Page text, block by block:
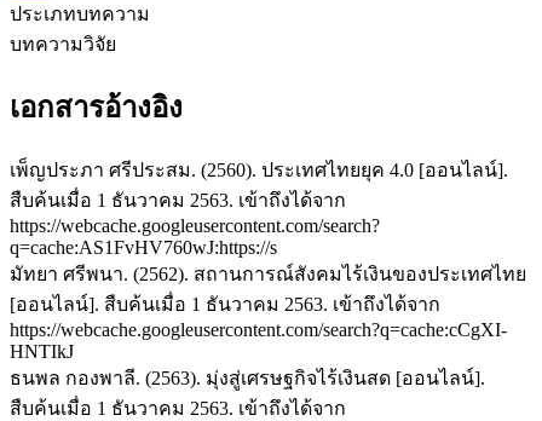
ประเภทบทความ
บทความวิจัย
เอกสารอ้างอิง
เพ็ญประภา ศรีประสม. (2560). ประเทศไทยยุค 4.0 [ออนไลน์].
สืบค้นเมื่อ 1 ธันวาคม 2563. เข้าถึงได้จาก
https://webcache.googleusercontent.com/search?
q=cache:AS1FvHV760wJ:https://s
มัทยา ศรีพนา. (2562). สถานการณ์สังคมไร้เงินของประเทศไทย
[ออนไลน์]. สืบค้นเมื่อ 1 ธันวาคม 2563. เข้าถึงได้จาก
https://webcache.googleusercontent.com/search?q=cache:cCgXI-
HNTIkJ
ธนพล กองพาลี. (2563). มุ่งสู่เศรษฐกิจไร้เงินสด [ออนไลน์].
สืบค้นเมื่อ 1 ธันวาคม 2563. เข้าถึงได้จาก